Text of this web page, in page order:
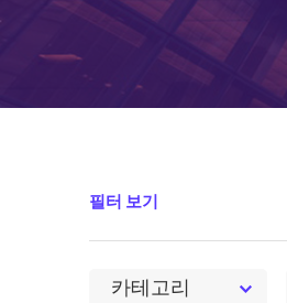
필터 보기
카테고리 0